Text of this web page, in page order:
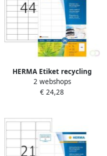
HERMA Etiket recycling
10726 48.3x25.4mm
3520stuks wit
2 webshops
€ 24,28